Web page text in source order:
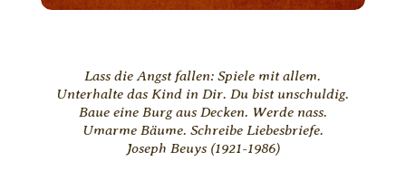
Lass die Angst fallen: Spiele mit allem.
Unterhalte das Kind in Dir. Du bist unschuldig.
Baue eine Burg aus Decken. Werde nass.
Umarme Bäume. Schreibe Liebesbriefe.
Joseph Beuys (1921-1986)